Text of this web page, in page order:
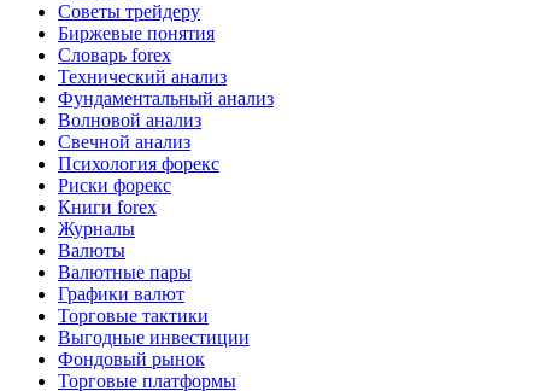
Советы трейдеру
Биржевые понятия
Словарь forex
Технический анализ
Фундаментальный анализ
Волновой анализ
Свечной анализ
Психология форекс
Риски форекс
Книги forex
Журналы
Валюты
Валютные пары
Графики валют
Торговые тактики
Выгодные инвестиции
Фондовый рынок
Торговые платформы